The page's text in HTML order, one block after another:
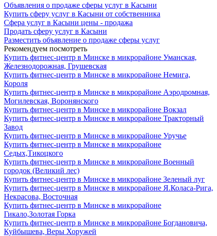
Объявления о продаже сферы услуг в Касыни
Купить сферу услуг в Касыни от собственника
Сфера услуг в Касыни цены - продажа
Продать сферу услуг в Касыни
Разместить объявление о продаже сферы услуг
Рекомендуем посмотреть
Купить фитнес-центр в Минске в микрорайоне Уманская,
Железнодорожная, Грушевская
Купить фитнес-центр в Минске в микрорайоне Немига,
Короля
Купить фитнес-центр в Минске в микрорайоне Аэродромная,
Могилевская, Воронянского
Купить фитнес-центр в Минске в микрорайоне Вокзал
Купить фитнес-центр в Минске в микрорайоне Тракторный
Завод
Купить фитнес-центр в Минске в микрорайоне Уручье
Купить фитнес-центр в Минске в микрорайоне
Седых,Тикоцкого
Купить фитнес-центр в Минске в микрорайоне Военный
городок (Великий лес)
Купить фитнес-центр в Минске в микрорайоне Зеленый луг
Купить фитнес-центр в Минске в микрорайоне Я.Коласа-Рига,
Некрасова, Восточная
Купить фитнес-центр в Минске в микрорайоне
Гикало,Золотая Горка
Купить фитнес-центр в Минске в микрорайоне Богдановича,
Куйбышева, Веры Хоружей